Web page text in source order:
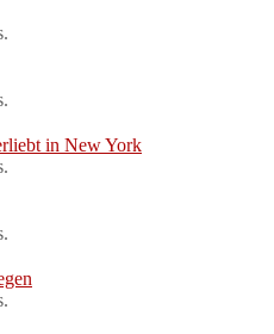
in New York